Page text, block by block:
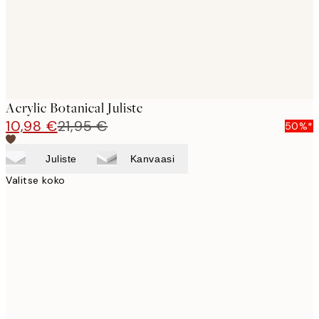
Acrylic Botanical Juliste
10,98 €21,95 € 50%*
Juliste Kanvaasi
Valitse koko